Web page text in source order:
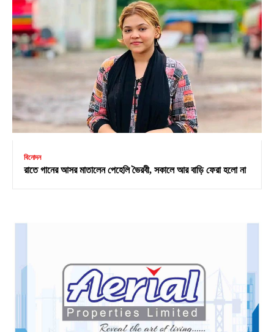
বিনোদন
রাতে গানের আসর মাতালেন পেহেলি ভৈরবী, সকালে আর বাড়ি ফেরা হলো না